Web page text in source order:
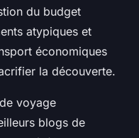
du budget
atypiques et
économiques
la découverte.
voyage
blogs de